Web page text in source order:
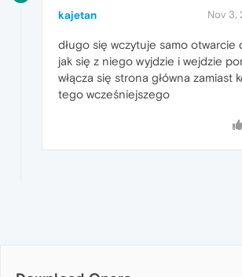
kajetan Nov 3,
długo się wczytuje samo otwarcie
jak się z niego wyjdzie i wejdzie
włącza się strona główna zamiast
tego wcześniejszego